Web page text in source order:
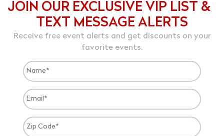
JOIN OUR EXCLUSIVE VIP LIST &
TEXT MESSAGE ALERTS
Receive free event alerts and get discounts on your
favorite events.